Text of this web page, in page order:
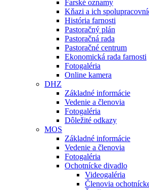
Farské oznamy
Kňazi a ich
História farnosti
Pastoračný plán
Pastoračná rada
Pastoračné centrum
Ekonomická rada farnosti
Fotogaléria
Online kamera
DHZ
Základné informácie
Vedenie a členovia
Fotogaléria
Dôležité odkazy
MOS
Základné informácie
Vedenie a členovia
Fotogaléria
Ochotnícke divadlo
Videogaléria
Členovia